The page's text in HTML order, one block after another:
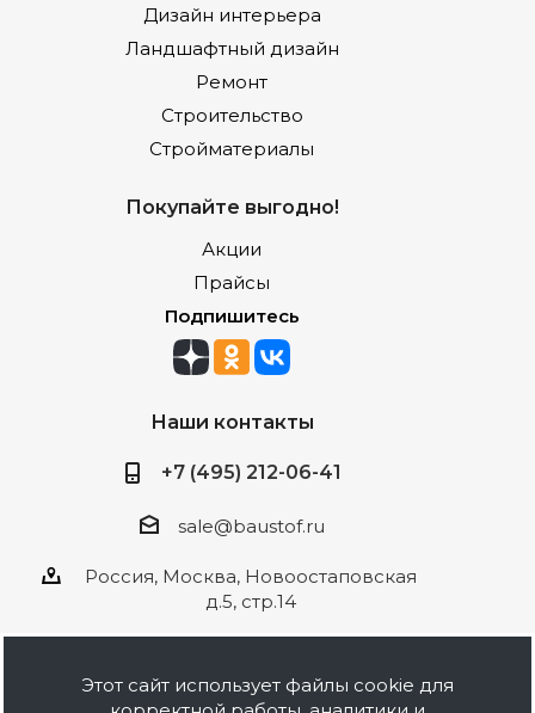
Дизайн интерьера
Ландшафтный дизайн
Ремонт
Строительство
Стройматериалы
Покупайте выгодно!
Акции
Прайсы
Подпишитесь
Наши контакты
+7 (495) 212-06-41
sale@baustof.ru
Россия, Москва, Новоостаповская
д.5, стр.14
Этот сайт использует файлы cookie для